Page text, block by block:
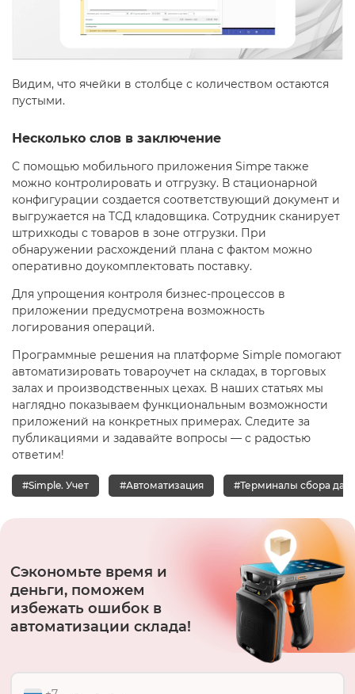
Видим, что ячейки в столбце с количеством остаются
пустыми.
Несколько слов в заключение
С помощью мобильного приложения Simpe также
можно контролировать и отгрузку. В стационарной
конфигурации создается соответствующий документ и
выгружается на ТСД кладовщика. Сотрудник сканирует
штрихкоды с товаров в зоне отгрузки. При
обнаружении расхождений плана с фактом можно
оперативно доукомплектовать поставку.
Для упрощения контроля бизнес-процессов в
приложении предусмотрена возможность
логирования операций.
Программные решения на платформе Simple помогают
автоматизировать товароучет на складах, в торговых
залах и производственных цехах. В наших статьях мы
наглядно показываем функциональным возможности
приложений на конкретных примерах. Следите за
публикациями и задавайте вопросы — с радостью
ответим!
#Simple. Учет #Автоматизация #Терминалы сбора
Сэкономьте время и
деньги, поможем
избежать ошибок в
автоматизации склада!